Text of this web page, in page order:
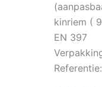
kinriem (
EN 397